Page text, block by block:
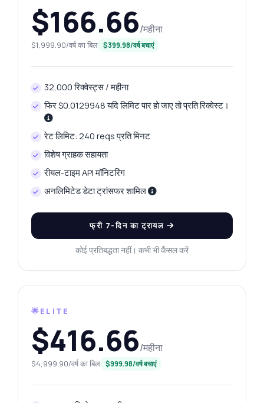
$166.66/महीना
$1,999.90/वर्ष का बिल $399.98/वर्ष बचाएं
32,000 रिक्वेस्ट्स / महीना
फिर $0.0129948 यदि लिमिट पार हो जाए तो प्रति रिक्वेस्ट।
रेट लिमिट: 240 reqs प्रति मिनट
विशेष ग्राहक सहायता
रीयल-टाइम API मॉनिटरिंग
अनलिमिटेड डेटा ट्रांसफर शामिल
फ्री 7-दिन का ट्रायल
कोई प्रतिबद्धता नहीं। कभी भी कैंसल करें
🌟ELITE
$416.66/महीना
$4,999.90/वर्ष का बिल $999.98/वर्ष बचाएं